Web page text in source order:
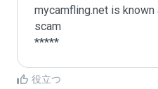
mycamfling.net is
scam
*****
役立つ